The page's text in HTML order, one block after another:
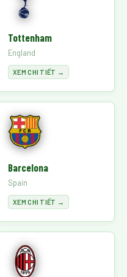
Tottenham
England
XEM CHI TIẾT →
Barcelona
Spain
XEM CHI TIẾT →